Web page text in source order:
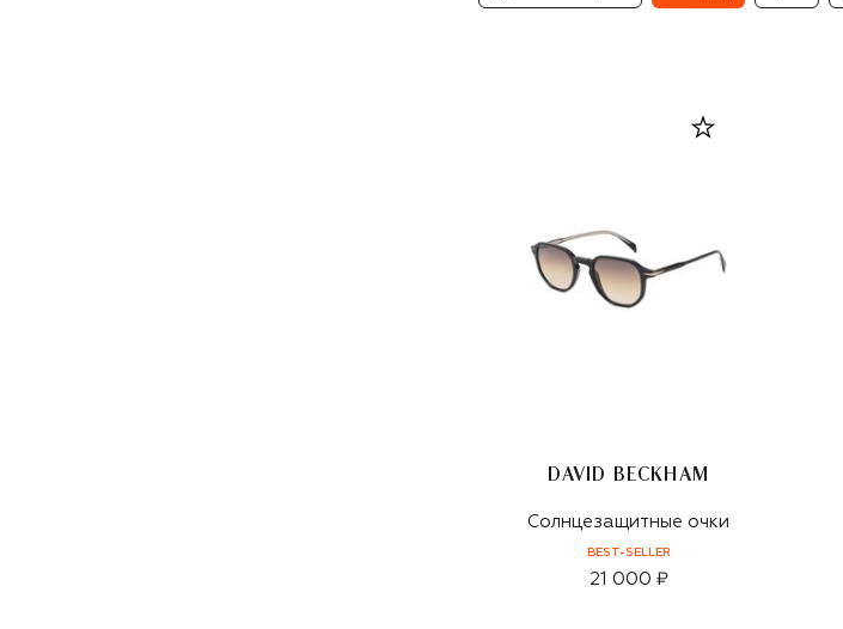
DAVID BECKHAM
Солнцезащитные очки
BEST-SELLER
21 000 ₽